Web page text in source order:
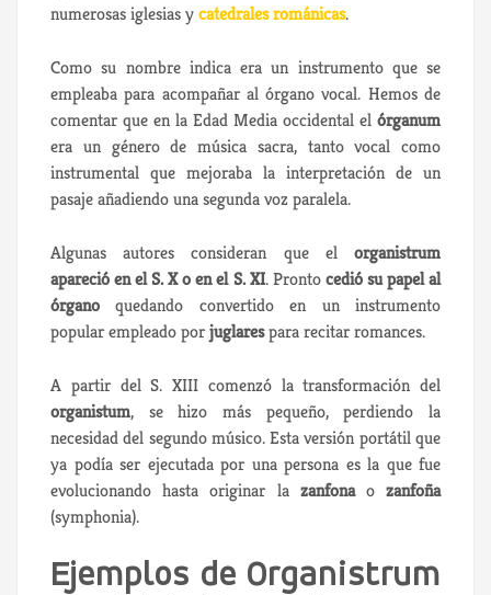
numerosas iglesias ycatedrales románicas.
Como su nombre indica era un instrumento que se
empleaba para acompañar al órgano vocal. Hemos de
comentar que en la Edad Media occidental el órganum
era un género de música sacra, tanto vocal como
instrumental que mejoraba la interpretación de un
pasaje añadiendo una segunda voz paralela.
Algunas autores consideran que el organistrum
apareció en el S. X o en el S. XI. Prontocedió su papel al
órgano quedando convertido en un instrumento
popular empleado porjuglarespara recitar romances.
A partir del S. XIII comenzó la transformación del
organistum, se hizo más pequeño, perdiendo la
necesidad del segundo músico. Esta versión portátil que
ya podía ser ejecutada por una persona es la que fue
evolucionando hasta originar la zanfonaozanfoña
(symphonia).
Ejemplos de Organistrum